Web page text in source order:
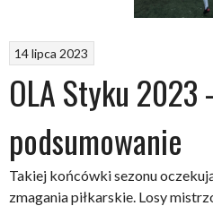
14 lipca 2023
OLA Styku 2023
podsumowanie
Takiej końcówki sezonu
zmagania piłkarskie. Losy